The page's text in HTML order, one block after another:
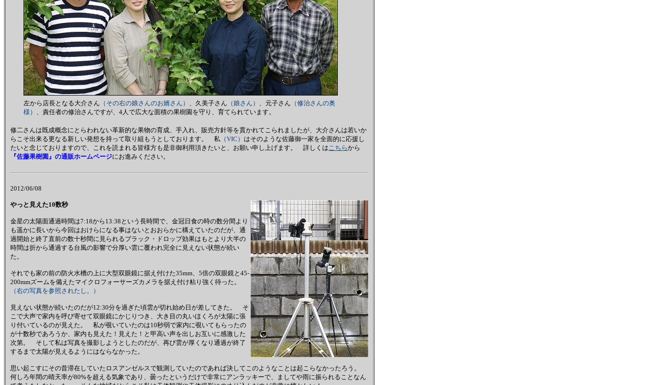
左から店長となる大介さん （その右の娘さんのお婿さん） 、久美子さん （娘さん） 、元子さん （修治さんの奥
様） 、責任者の修治さんですが、4人で広大な面積の果樹園を守り、育てられています。
修二さんは既成概念にとらわれない革新的な果物の育成、手入れ、販売方針等を貫かれてこられましたが、大介さんは若いか
らこそ出来る更なる新しい発想を持って取り組もうとしております。 私 （VIC） はそのような佐藤御一家を全面的に応援し
たいと念じておりますので、これを読まれる皆様方も是非御利用頂きたいと、お願い申し上げます。 詳しくはこちらから
『佐藤果樹園』の通販ホームページにお進みください。
2012/06/08
やっと見えた10数秒
金星の太陽面通過時間は7:18から13:38という長時間で、金冠日食の時の数分間より
も遥かに長いから今回はおけらになる事はないとおおらかに構えていたのだが、通
過開始と終了直前の数十秒間に見られるブラック・ドロップ効果はもとより大半の
時間は折から通過する台風の影響で分厚い雲に覆われ完全に見えない状態が続い
た。
それでも家の前の防火水槽の上に大型双眼鏡に据え付けた35mm、5倍の双眼鏡と45-
200mmズームを備えたマイクロフォーサーズカメラを据え付け粘り強く待った。
（右の写真を参照されたし。）
見えない状態が続いたのだが12:30分を過ぎた頃雲が切れ始め日が差してきた。 そ
こで大声で家内を呼び寄せて双眼鏡にかじりつき、大き目の丸いほくろが太陽に張
り付いているのが見えた。 私が覗いていたのは10秒弱で家内に覗いてもらったの
が十数秒であろうか、家内も見えた！見えた！と甲高い声を出しお互いに感激した
次第。 そして私は写真を撮影しようとしたのだが、再び雲が厚くなり通過が終了
するまで太陽が見えるようにはならなかった。
思い起こすにその昔滞在していたロスアンゼルスで観測していたのであれば決してこのようなことは起こらなかったろう。
何しろ年間の晴天率が80%を超える気象であり、曇ったというだけで非常にアンラッキーで、ましてや雨に振られることなん